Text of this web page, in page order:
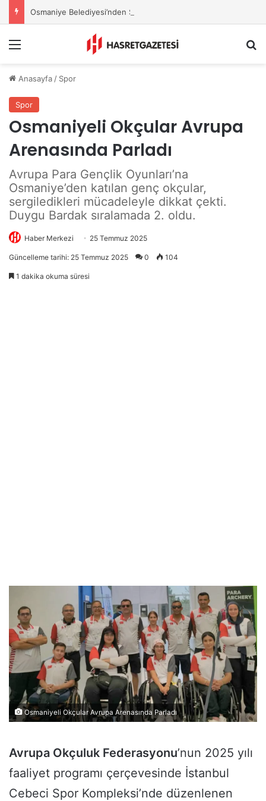
Osmaniye Belediyesi’nden Sahte Aramalara Kritik Uyarı
Anasayfa / Spor
Spor
Osmaniyeli Okçular Avrupa
Arenasında Parladı
Avrupa Para Gençlik Oyunları’na
Osmaniye’den katılan genç okçular,
sergiledikleri mücadeleyle dikkat çekti.
Duygu Bardak sıralamada 2. oldu.
Haber Merkezi 25 Temmuz 2025
Güncelleme tarihi: 25 Temmuz 2025 0 104
1 dakika okuma süresi
Osmaniyeli Okçular Avrupa Arenasında Parladı
Avrupa Okçuluk Federasyonu’nun 2025 yılı
faaliyet programı çerçevesinde İstanbul
Cebeci Spor Kompleksi’nde düzenlenen